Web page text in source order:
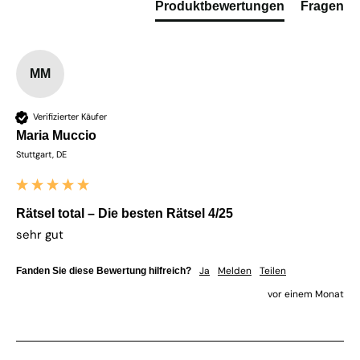
Produktbewertungen Fragen
MM
Verifizierter Käufer
Maria Muccio
Stuttgart, DE
Rätsel total – Die besten Rätsel 4/25
sehr gut
Fanden Sie diese Bewertung hilfreich? Ja Melden
Teilen
vor einem Monat